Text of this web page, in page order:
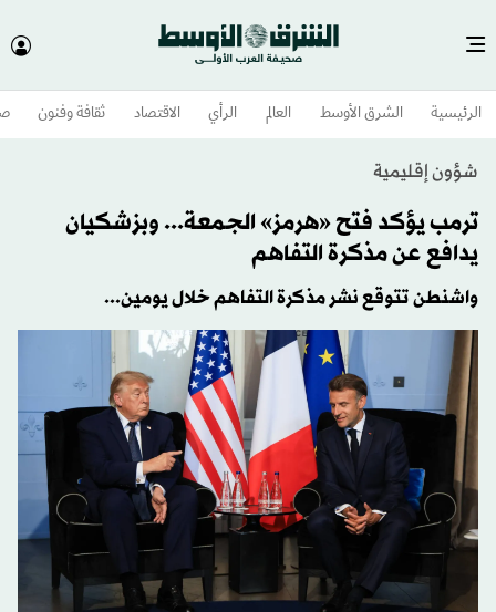
الرئيسية الشرق الأوسط​ العالم الرأي الاقتصاد ثقافة وفنون
شؤون إقليمية
ترمب يؤكد فتح «هرمز» الجمعة... وبزشكيان
يدافع عن مذكرة التفاهم
واشنطن تتوقع نشر مذكرة التفاهم خلال يومين...